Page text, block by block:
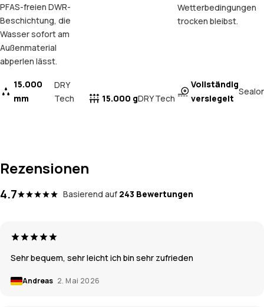
PFAS-freien DWR-
Beschichtung, die
Wasser sofort am
Außenmaterial
abperlen lässt.
15.000
mm
DRY
Tech
15.000 gDRY Tech
Wetterbedingungen
trocken bleibst.
Vollständig
versiegelt
Rezensionen
4.7 Basierend auf 243 Bewertungen
Sehr bequem, sehr leicht ich bin sehr zufrieden
Andreas 2. Mai 2026